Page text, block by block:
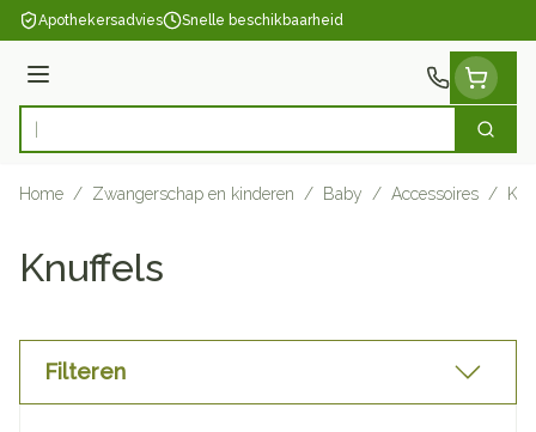
Ga naar de inhoud
Apothekersadvies Snelle beschikbaarheid
Menu
Product, merk, categorie... Zoek
Home / Zwangerschap en kinderen / Baby / Accessoires /
Knuffels
Filteren